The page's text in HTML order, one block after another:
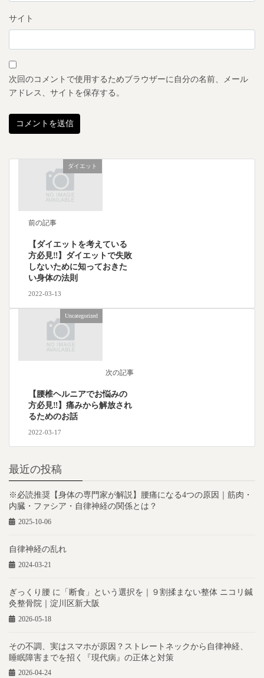
サイト
次回のコメントで使用するためブラウザーに自分の名前、メール
アドレス、サイトを保存する。
ダイエット
前の記事
【ダイエットを考えている
方必見‼︎】ダイエットで失敗
しないために知っておきた
い身体の法則
2022-03-13
Uncategorized
次の記事
【腰椎ヘルニアでお悩みの
方必見‼︎】痛みから解放され
るためのお話
2022-03-17
最近の投稿
※必読推奨【身体の専門家が解説】腰痛になる4つの原因｜筋肉・
内臓・ファシア・自律神経の関係とは？
2025-10-06
自律神経の乱れ
2024-03-21
ぎっくり腰 に「断食」という選択を｜９割揉まない整体 ニコリ鍼
灸整骨院｜淀川区新大阪
2026-05-18
その不調、実はスマホが原因？ストレートネックから自律神経、
睡眠障害までを招く『現代病』の正体と対策
2026-04-24